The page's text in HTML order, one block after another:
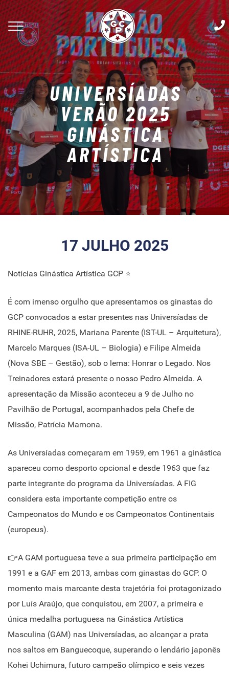
UNIVERSÍADAS
VERÃO 2025
GINÁSTICA
ARTÍSTICA
17 JULHO 2025
Notícias Ginástica Artística GCP ⭐
É com imenso orgulho que apresentamos os ginastas do
GCP convocados a estar presentes nas Universíadas de
RHINE-RUHR, 2025, Mariana Parente (IST-UL – Arquitetura),
Marcelo Marques (ISA-UL – Biologia) e Filipe Almeida
(Nova SBE – Gestão), sob o lema: Honrar o Legado. Nos
Treinadores estará presente o nosso Pedro Almeida. A
apresentação da Missão aconteceu a 9 de Julho no
Pavilhão de Portugal, acompanhados pela Chefe de
Missão, Patrícia Mamona.
As Universíadas começaram em 1959, em 1961 a ginástica
apareceu como desporto opcional e desde 1963 que faz
parte integrante do programa da Universíadas. A FIG
considera esta importante competição entre os
Campeonatos do Mundo e os Campeonatos Continentais
(europeus).
👉A GAM portuguesa teve a sua primeira participação em
1991 e a GAF em 2013, ambas com ginastas do GCP. O
momento mais marcante desta trajetória foi protagonizado
por Luís Araújo, que conquistou, em 2007, a primeira e
única medalha portuguesa na Ginástica Artística
Masculina (GAM) nas Universíadas, ao alcançar a prata
nos saltos em Banguecoque, superando o lendário japonês
Kohei Uchimura, futuro campeão olímpico e seis vezes